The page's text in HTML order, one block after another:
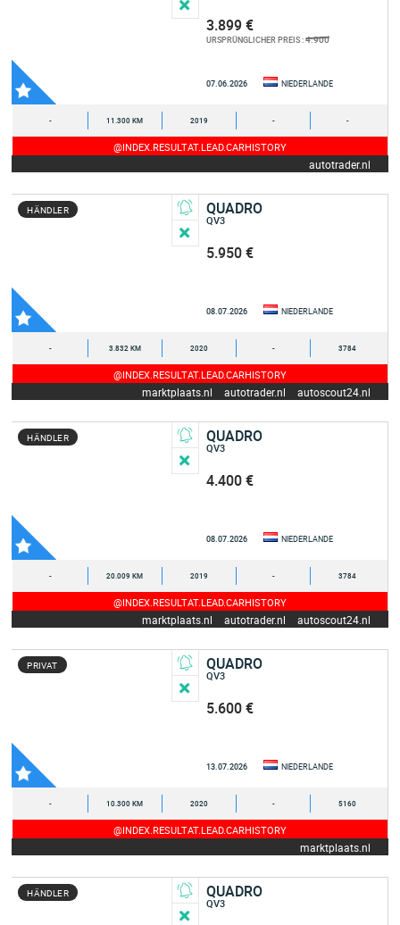
3.899 €
URSPRÜNGLICHER PREIS :4.900
07.06.2026 NIEDERLANDE
- 11.300 KM 2019 - -
@INDEX.RESULTAT.LEAD.CARHISTORY
autotrader.nl
HÄNDLER QUADRO
QV3
5.950 €
08.07.2026 NIEDERLANDE
- 3.832 KM 2020 - 3784
@INDEX.RESULTAT.LEAD.CARHISTORY
marktplaats.nl autotrader.nl autoscout24.nl
HÄNDLER QUADRO
QV3
4.400 €
08.07.2026 NIEDERLANDE
- 20.009 KM 2019 - 3784
@INDEX.RESULTAT.LEAD.CARHISTORY
marktplaats.nl autotrader.nl autoscout24.nl
PRIVAT QUADRO
QV3
5.600 €
13.07.2026 NIEDERLANDE
- 10.300 KM 2020 - 5160
@INDEX.RESULTAT.LEAD.CARHISTORY
marktplaats.nl
HÄNDLER QUADRO
QV3